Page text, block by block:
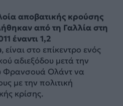
αποβατικής κρούσης
από τη Γαλλία στη
έναντι 1,2
, είναι στο επίκεντρο ενός
αδιεξόδου μετά την
Φρανσουά Ολάντ να
με την πολιτική
κρίσης.